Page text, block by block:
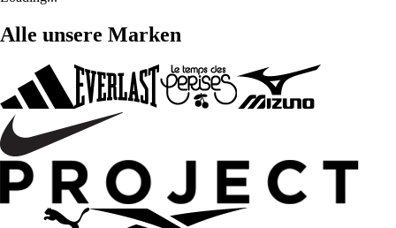
Alle unsere Marken